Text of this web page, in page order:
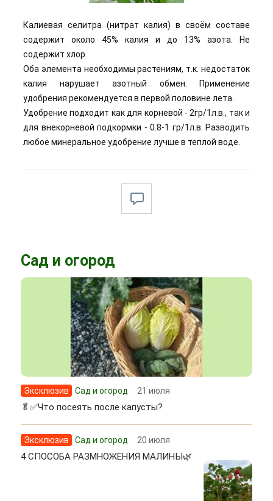
Калиевая селитра (нитрат калия) в своём составе
содержит около 45% калия и до 13% азота. Не
содержит хлор.
Оба элемента необходимы растениям, т.к. недостаток
калия нарушает азотный обмен. Применение
удобрения рекомендуется в первой половине лета.
Удобрение подходит как для корневой - 2гр/1л.в., так и
для внекорневой подкормки - 0.8-1 гр/1л.в. Разводить
любое минеральное удобрение лучше в теплой воде.
Сад и огород
Эксклюзив Сад и огород 21 июля
🥬✅Что посеять после капусты?
Эксклюзив Сад и огород 20 июля
4 СПОСОБА РАЗМНОЖЕНИЯ МАЛИНЫ🌿